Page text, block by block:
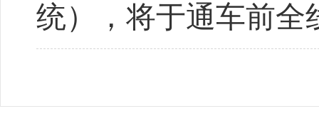
统），将于通车前全